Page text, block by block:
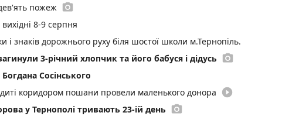
пожеж photo_camera
8-9 серпня
і знаків дорожнього руху біля шостої школи м.Тернопіль.
3-річний хлопчик та його бабуся і дідусь photo_camera
Сосінського
коридором пошани провели маленького донора play_circle_filled
у Тернополі тривають 23-ій день photo_camera